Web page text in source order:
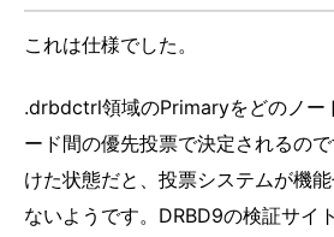
これは仕様でした。
.drbdctrl領域のPrimaryをどのノー
ード間の優先投票で決定されるの
けた状態だと、投票システムが機
ないようです。DRBD9の検証サイ